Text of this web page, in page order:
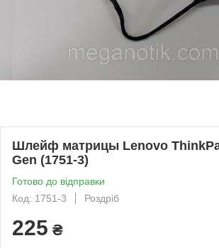
Шлейф матрицы Lenovo
Gen (1751-3)
Готово до відправки
Код: 1751-3
Роздріб
225 ₴